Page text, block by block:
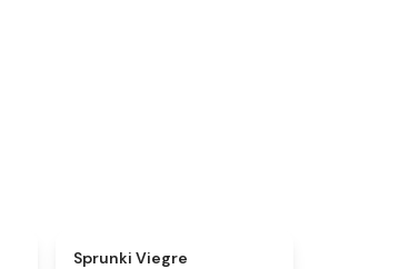
Sprunki Viegre